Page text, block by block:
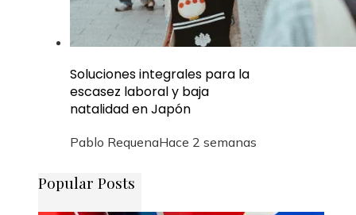
Soluciones integrales para la
escasez laboral y baja
natalidad en Japón
Pablo RequenaHace 2 semanas
Popular Posts